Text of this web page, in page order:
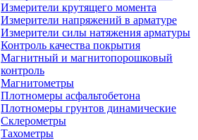
Измерители крутящего момента
Измерители напряжений в арматуре
Измерители силы натяжения арматуры
Контроль качества покрытия
Магнитный и магнитопорошковый
контроль
Магнитометры
Плотномеры асфальтобетона
Плотномеры грунтов динамические
Склерометры
Тахометры